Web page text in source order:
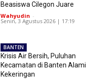
Beasiswa Cilegon Juare
Wahyudin -
Senin, 3 Agustus 2026 | 17:19
BANTEN
Krisis Air Bersih, Puluhan
Kecamatan di Banten Alami
Kekeringan